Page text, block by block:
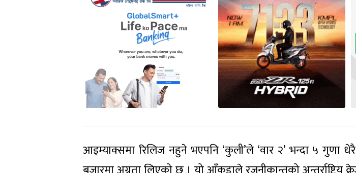
आइम्याक्समा रिलिज नहुने भएपनि ‘कुली’ले ‘वार २’ भन्दा ५ गुणा धेरै